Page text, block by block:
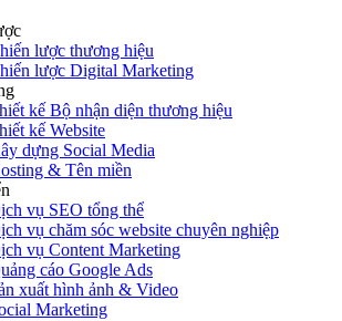
lược thương hiệu
lược Digital Marketing
kế Bộ nhận diện thương hiệu
kế Website
dựng Social Media
& Tên miền
vụ SEO tổng thể
vụ chăm sóc website chuyên nghiệp
vụ Content Marketing
cáo Google Ads
xuất hình ảnh & Video
Marketing